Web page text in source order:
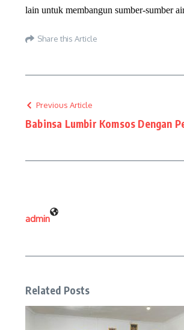
lain untuk membangun sumber-sumber
Share this Article
Previous Article
Babinsa Lumbir Komsos Dengan
admin
Related Posts